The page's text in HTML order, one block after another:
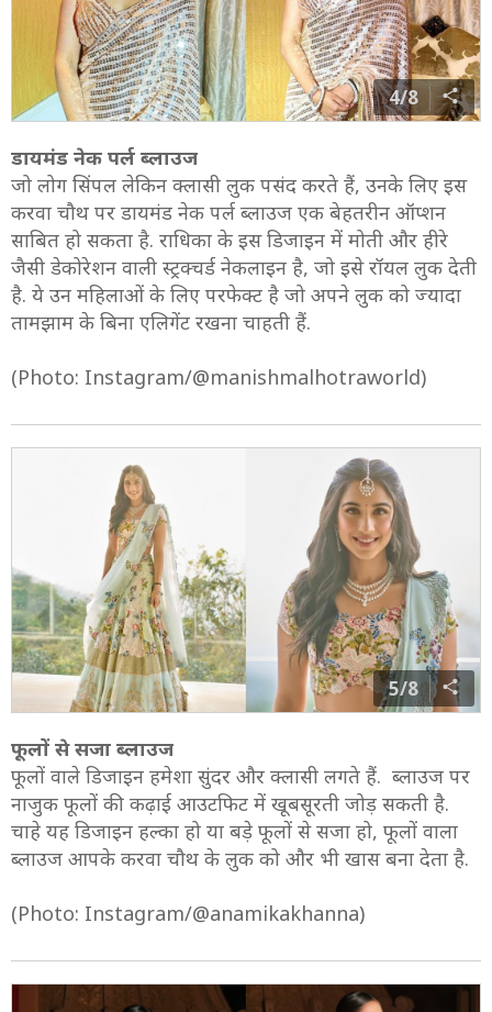
4/8
डायमंड नेक पर्ल ब्लाउज
जो लोग सिंपल लेकिन क्लासी लुक पसंद करते हैं, उनके लिए इस
करवा चौथ पर डायमंड नेक पर्ल ब्लाउज एक बेहतरीन ऑप्शन
साबित हो सकता है. राधिका के इस डिजाइन में मोती और हीरे
जैसी डेकोरेशन वाली स्ट्रक्चर्ड नेकलाइन है, जो इसे रॉयल लुक देती
है. ये उन महिलाओं के लिए परफेक्ट है जो अपने लुक को ज्यादा
तामझाम के बिना एलिगेंट रखना चाहती हैं.
(Photo: Instagram/@manishmalhotraworld)
5/8
फूलों से सजा ब्लाउज
फूलों वाले डिजाइन हमेशा सुंदर और क्लासी लगते हैं. ब्लाउज पर
नाजुक फूलों की कढ़ाई आउटफिट में खूबसूरती जोड़ सकती है.
चाहे यह डिजाइन हल्का हो या बड़े फूलों से सजा हो, फूलों वाला
ब्लाउज आपके करवा चौथ के लुक को और भी खास बना देता है.
(Photo: Instagram/@anamikakhanna)